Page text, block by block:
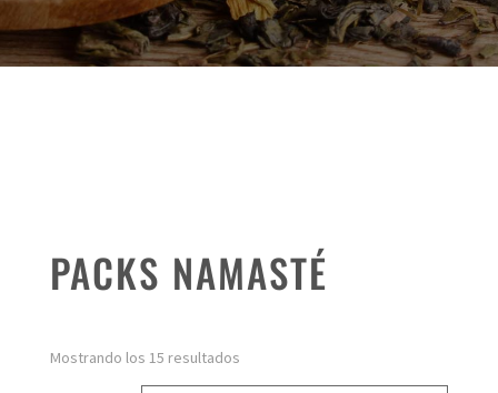
PACKS NAMASTÉ
Mostrando los 15 resultadosOrdenado
por